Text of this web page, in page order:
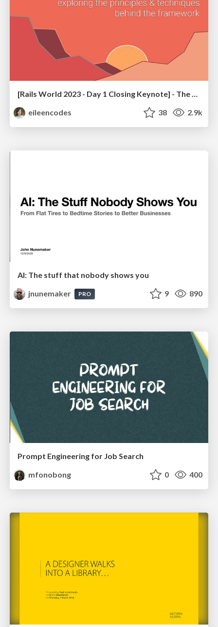
eileencodes
38 2.9k
AI: The stuff that nobody shows you
jnunemaker
PRO 9 890
Prompt Engineering for Job Search
mfonobong
0 400